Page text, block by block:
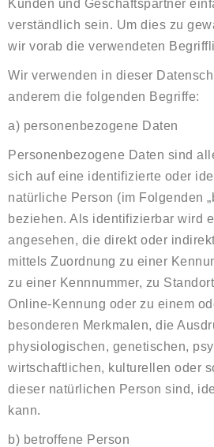
Kunden und Geschäftspartner
verständlich sein. Um dies zu
wir vorab die verwendeten
Wir verwenden in dieser
anderem die folgenden Begriffe:
a) personenbezogene Daten
Personenbezogene Daten sind
sich auf eine identifizierte oder
natürliche Person (im Folgenden
beziehen. Als identifizierbar wird
angesehen, die direkt oder
mittels Zuordnung zu einer
zu einer Kennnummer, zu
Online-Kennung oder zu einem
besonderen Merkmalen, die
physiologischen, genetischen,
wirtschaftlichen, kulturellen oder
dieser natürlichen Person sind,
kann.
b) betroffene Person